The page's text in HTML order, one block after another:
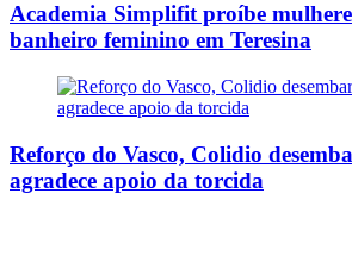
Academia Simplifit proíbe
banheiro feminino em Teresina
Reforço do Vasco, Colidio
agradece apoio da torcida